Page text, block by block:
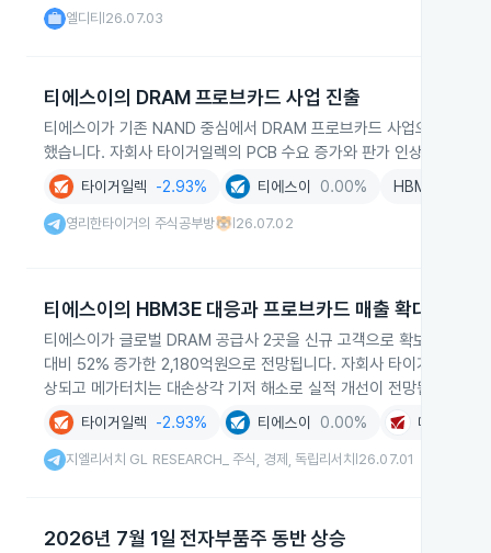
엘디티 26.07.03
티에스이의 DRAM 프로브카드 사업 진출
티에스이가 기존 NAND 중심에서 DRAM 프로브카드 사업으로 본
했습니다. 자회사 타이거일렉의 PCB 수요 증가와 판가 인상으로 이
타이거일렉 -2.93% 티에스이 0.00% HBM
영리한타이거의 주식공부방🐯 26.07.02
티에스이의 HBM3E 대응과 프로브카드 매출 확대
티에스이가 글로벌 DRAM 공급사 2곳을 신규 고객으로 확보하고
대비 52% 증가한 2,180억원으로 전망됩니다. 자회사 타이거일렉은
상되고 메가터치는 대손상각 기저 해소로 실적 개선이 전망됩니다.
타이거일렉 -2.93% 티에스이 0.00% 메가터치
지엘리서치 GL RESEARCH_ 주식, 경제, 독립리서치 26.07.01
2026년 7월 1일 전자부품주 동반 상승